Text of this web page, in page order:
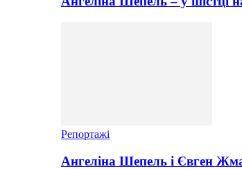
Репортажі
Ангеліна Шепель і Євген